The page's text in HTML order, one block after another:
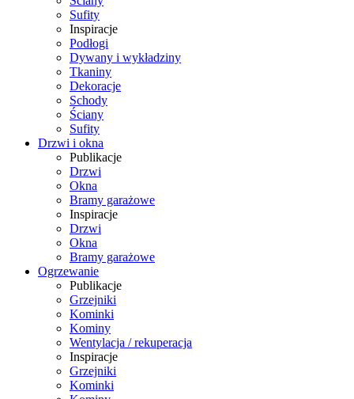
Sufity
Inspiracje
Podłogi
Dywany i wykładziny
Tkaniny
Dekoracje
Schody
Ściany
Sufity
Drzwi i okna
Publikacje
Drzwi
Okna
Bramy garażowe
Inspiracje
Drzwi
Okna
Bramy garażowe
Ogrzewanie
Publikacje
Grzejniki
Kominki
Kominy
Wentylacja / rekuperacja
Inspiracje
Grzejniki
Kominki